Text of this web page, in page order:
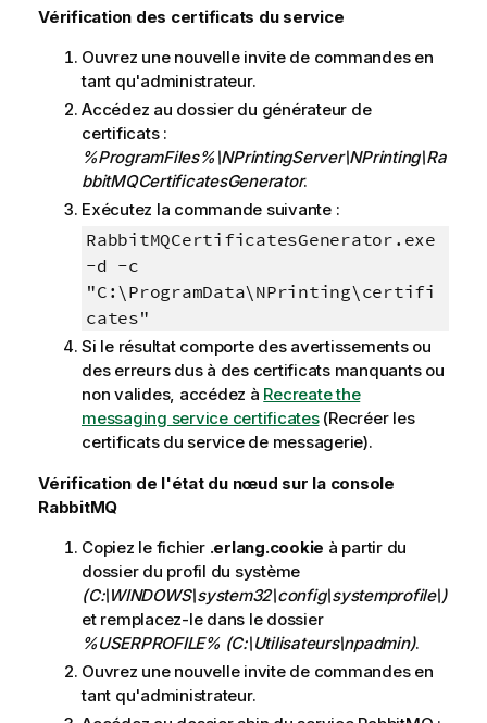
Vérification des certificats du service
Ouvrez une nouvelle invite de commandes en
tant qu'administrateur.
Accédez au dossier du générateur de
certificats :
%ProgramFiles%\NPrintingServer\NPrinting\Ra
bbitMQCertificatesGenerator.
Exécutez la commande suivante :
RabbitMQCertificatesGenerator.exe
-d -c
"C:\ProgramData\NPrinting\certifi
cates"
Si le résultat comporte des avertissements ou
des erreurs dus à des certificats manquants ou
non valides, accédez à Recreate the
messaging service certificates(Recréer les
certificats du service de messagerie).
Vérification de l'état du nœud sur la console
RabbitMQ
Copiez le fichier .erlang.cookie à partir du
dossier du profil du système
(C:\WINDOWS\system32\config\systemprofile\)
et remplacez-le dans le dossier
%USERPROFILE% (C:\Utilisateurs\npadmin).
Ouvrez une nouvelle invite de commandes en
tant qu'administrateur.